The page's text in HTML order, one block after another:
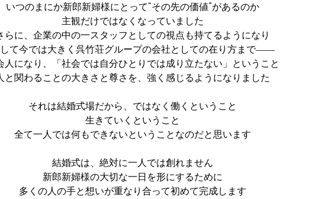
いつのまにか新郎新婦様にとって“その先の価値”があるのか
主観だけではなくなっていました
らに、企業の中の一スタッフとしての視点も持てるようになり
て今では大きく呉竹荘グループの会社としての在り方まで――
人になり、「社会では自分ひとりでは成り立たない」ということ
と関わることの大きさと尊さを、強く感じるようになりました
それは結婚式場だから、ではなく働くということ
生きていくということ
全て一人では何もできないということなのだと思います
結婚式は、絶対に一人では創れません
新郎新婦様の大切な一日を形にするために
多くの人の手と想いが重なり合って初めて完成します